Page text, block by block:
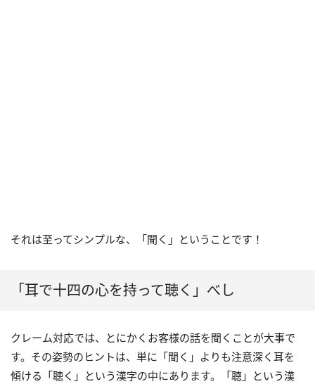
それは至ってシンプルな、「聞く」ということです！
「耳で十四の心を持って聴く」べし
クレーム対応では、とにかくお客様の話を聞くことが大事で
す。その姿勢のヒントは、単に「聞く」よりも注意深く耳を
傾ける「聴く」という漢字の中にあります。「聴」という漢